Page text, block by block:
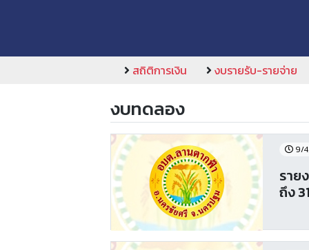
สถิติการเงิน งบรายรับ-รายจ่าย
งบทดลอง
9/
ราย
ถึง